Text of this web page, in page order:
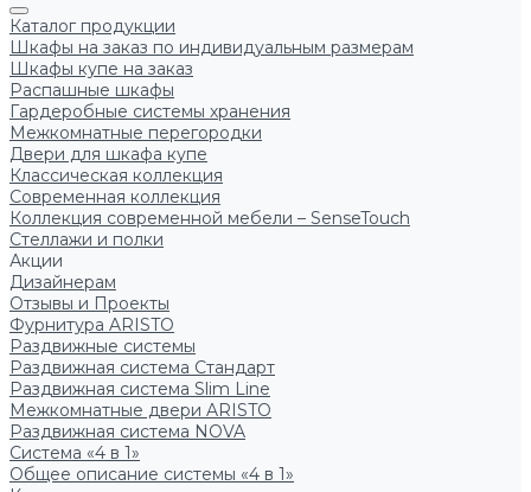
Каталог продукции
Шкафы на заказ по индивидуальным размерам
Шкафы купе на заказ
Распашные шкафы
Гардеробные системы хранения
Межкомнатные перегородки
Двери для шкафа купе
Классическая коллекция
Современная коллекция
Коллекция современной мебели – SenseTouch
Стеллажи и полки
Акции
Дизайнерам
Отзывы и Проекты
Фурнитура ARISTO
Раздвижные системы
Раздвижная система Стандарт
Раздвижная система Slim Line
Межкомнатные двери ARISTO
Раздвижная система NOVA
Система «4 в 1»
Общее описание системы «4 в 1»